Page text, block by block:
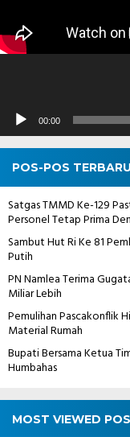
00:00
POS-POS TERBARU
Satgas TMMD Ke-129
Personel Tetap Prima
Sambut Hut Ri Ke 81
Putih
PN Namlea Terima
Miliar Lebih
Pemulihan Pascakonflik
Material Rumah
Bupati Bersama Ketua
Humbahas
MOST VIEWED